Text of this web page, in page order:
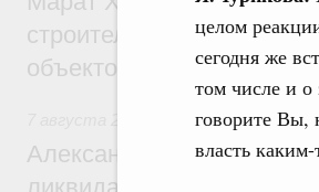
целом
сегодня же
том числе и о
говорите Вы,
власть
строительство и
объектов
Чрезвычайные
Александр Козлов